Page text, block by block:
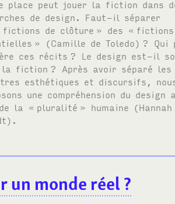
place peut jouer la fiction dans
de design. Faut-il séparer
fictions de clôture » des « fictions
» (Camille de Toledo) ? Qui
ces récits ? Le design est-il
la fiction ? Après avoir séparé les
esthétiques et discursifs,
une compréhension du design
la « pluralité » humaine (Hannah
un monde réel?